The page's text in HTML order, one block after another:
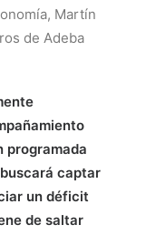
Martín
de Adeba
programada
captar
un déficit
de saltar